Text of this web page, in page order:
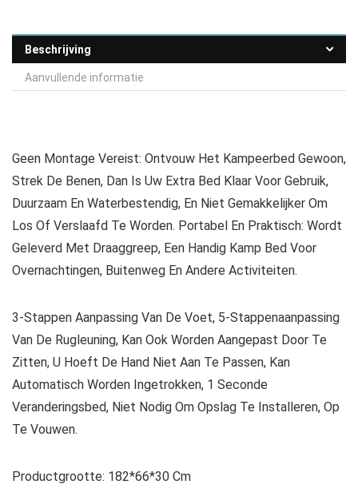
Beschrijving
Aanvullende informatie
Geen Montage Vereist: Ontvouw Het Kampeerbed Gewoon,
Strek De Benen, Dan Is Uw Extra Bed Klaar Voor Gebruik,
Duurzaam En Waterbestendig, En Niet Gemakkelijker Om
Los Of Verslaafd Te Worden. Portabel En Praktisch: Wordt
Geleverd Met Draaggreep, Een Handig Kamp Bed Voor
Overnachtingen, Buitenweg En Andere Activiteiten.
3-Stappen Aanpassing Van De Voet, 5-Stappenaanpassing
Van De Rugleuning, Kan Ook Worden Aangepast Door Te
Zitten, U Hoeft De Hand Niet Aan Te Passen, Kan
Automatisch Worden Ingetrokken, 1 Seconde
Veranderingsbed, Niet Nodig Om Opslag Te Installeren, Op
Te Vouwen.
Productgrootte: 182*66*30 Cm